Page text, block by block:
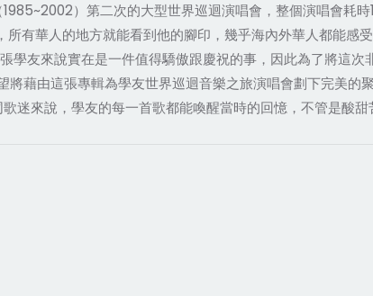
）第二次的大型世界巡迴演唱會，整個演唱會耗
有華人的地方就能看到他的腳印，幾乎海內外華人都能感
學友來說實在是一件值得驕傲跟慶祝的事，因此為了將這
將藉由這張專輯為學友世界巡迴音樂之旅演唱會劃下完美
迷來說，學友的每一首歌都能喚醒當時的回憶，不管是酸